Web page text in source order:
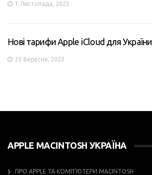
1 Листопада, 2023
Нові тарифи Apple iCloud для України
20 Вересня, 2023
APPLE MACINTOSH УКРАЇНА
ПРО APPLE ТА КОМП’ЮТЕРИ MACINTOSH